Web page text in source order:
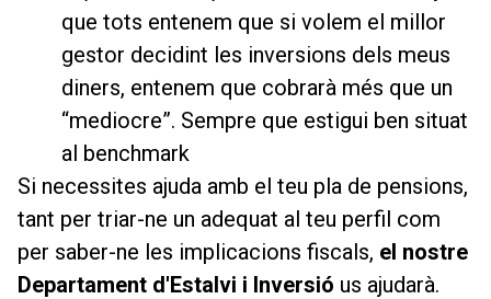
que tots entenem que si volem el millor
gestor decidint les inversions dels meus
diners, entenem que cobrarà més que un
“mediocre”. Sempre que estigui ben situat
al benchmark
Si necessites ajuda amb el teu pla de pensions,
tant per triar-ne un adequat al teu perfil com
per saber-ne les implicacions fiscals, el nostre
Departament d'Estalvi i Inversió us ajudarà.